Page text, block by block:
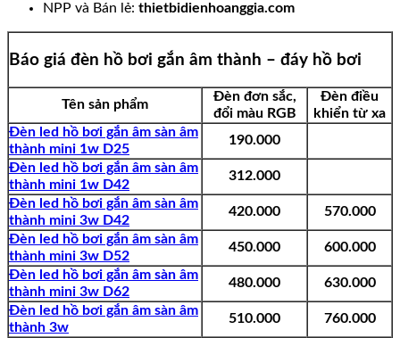
NPP và Bán lẻ: thietbidienhoanggia.com
Báo giá đèn hồ bơi gắn âm thành – đáy hồ bơi
Tên sản phẩm
Đèn đơn sắc,
đổi màu RGB
Đèn điều
khiển từ xa
Đèn led hồ bơi gắn âm sàn âm
thành mini 1w D25
190.000
Đèn led hồ bơi gắn âm sàn âm
thành mini 1w D42
312.000
Đèn led hồ bơi gắn âm sàn âm
thành mini 3w D42
420.000
570.000
Đèn led hồ bơi gắn âm sàn âm
thành mini 3w D52
450.000
600.000
Đèn led hồ bơi gắn âm sàn âm
thành mini 3w D62
480.000
630.000
Đèn led hồ bơi gắn âm sàn âm
thành 3w
510.000
760.000